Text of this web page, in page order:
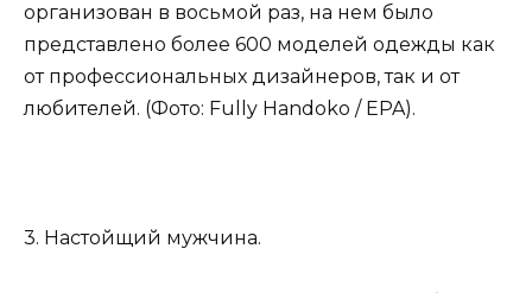
организован в восьмой раз, на нем было
представлено более 600 моделей одежды как
от профессиональных дизайнеров, так и от
любителей. (Фото: Fully Handoko / EPA).
3. Настойщий мужчина.